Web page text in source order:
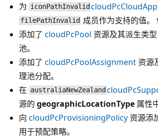
为 iconPathInvalid cloudPcCloudApp
filePathInvalid 成员作为支持的值。
添加了 cloudPcPool 资源及其派生类型
池。
添加了 cloudPcPoolAssignment 资源
理池分配。
在 australiaNewZealand
源的 geographicLocationType 属性
向 cloudPcProvisioningPolicy 资源添
用于预配策略。